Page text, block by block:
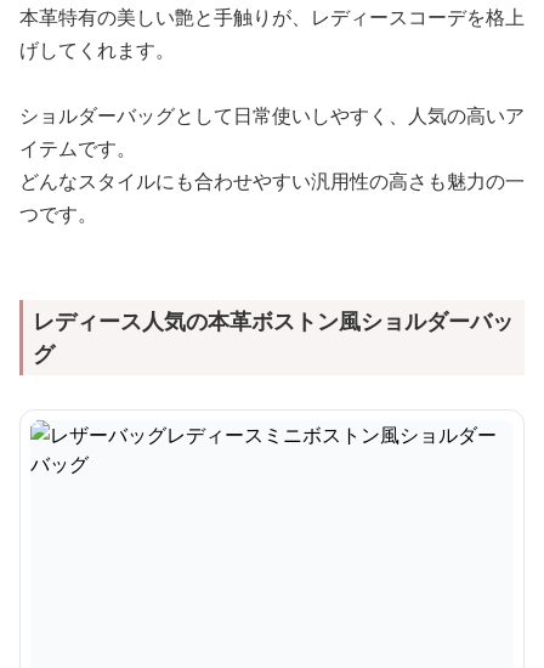
本革特有の美しい艶と手触りが、レディースコーデを格上
げしてくれます。
ショルダーバッグとして日常使いしやすく、人気の高いア
イテムです。
どんなスタイルにも合わせやすい汎用性の高さも魅力の一
つです。
レディース人気の本革ボストン風ショルダーバッ
グ